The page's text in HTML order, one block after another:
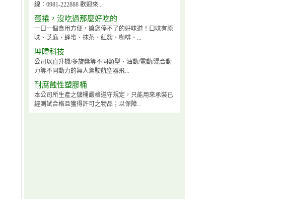
線：0981-222888 歡迎來...
蛋捲，沒吃過那麼好吃的
一口一個食用方便，讓您停不了的好味道！口味有原
味、芝麻、蜂蜜、抹茶、紅麴、咖啡、...
坤暐科技
公司以直升機/多旋槳等不同類型、油動/電動/混合動
力等不同動力的無人駕駛航空器飛...
耐腐蝕性塑膠桶
本公司所生產之儲桶嚴格遵守規定，只能用來承裝已
經測試合格且獲得許可之物品；以保障...